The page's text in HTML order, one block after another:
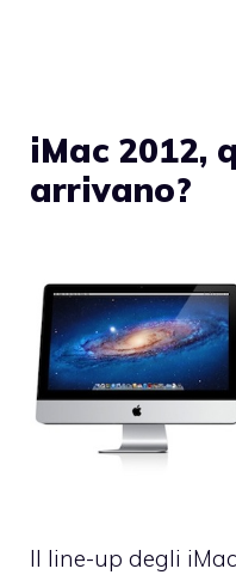
iMac 2012,
arrivano?
Il line-up degli